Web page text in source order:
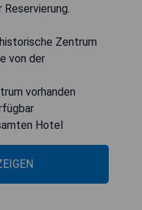
Zentrum
von der
vorhanden
Hotel